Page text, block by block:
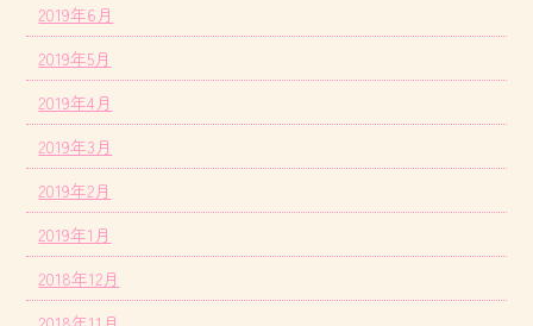
2019年6月
2019年5月
2019年4月
2019年3月
2019年2月
2019年1月
2018年12月